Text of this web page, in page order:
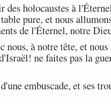
des holocaustes à
pure, et nous
de l'Éternel, notre
à notre tête, et
ne faites pas la
embuscade, et ses